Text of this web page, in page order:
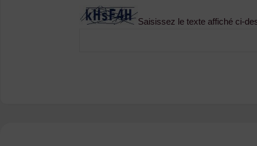
Saisissez le texte affiché ci-